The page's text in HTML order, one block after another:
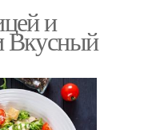
и
Вкусный